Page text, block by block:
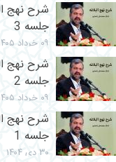
جلسه 3
۰۹ خرداد ۱۴۰۵
جلسه 2
۰۹ خرداد ۱۴۰۵
جلسه 1
۳۰ دی ۱۴۰۴